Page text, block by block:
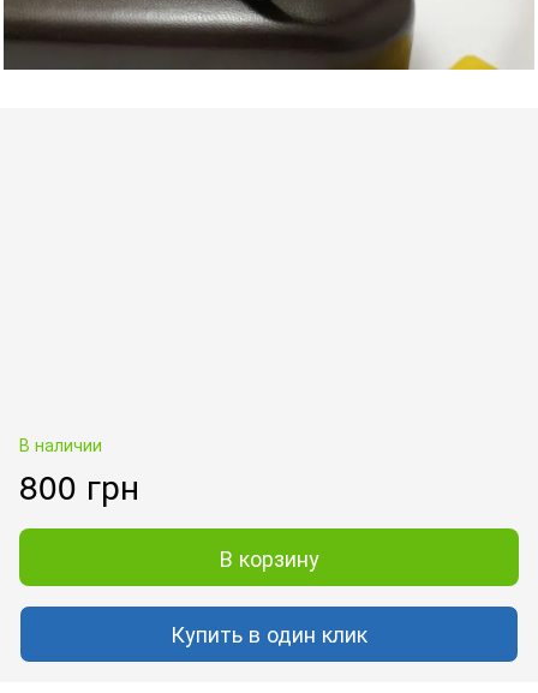
В наличии
800 грн
В корзину
Купить в один клик